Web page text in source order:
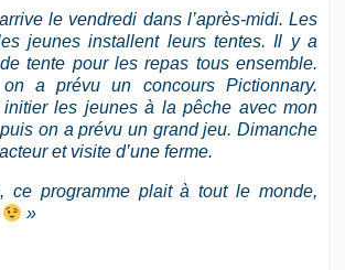
le vendredi dans l’après-midi. Les
jeunes installent leurs tentes. Il y a
tente pour les repas tous ensemble.
a prévu un concours Pictionnary.
les jeunes à la pêche avec mon
on a prévu un grand jeu. Dimanche
et visite d’une ferme.
ce programme plait à tout le monde,
»